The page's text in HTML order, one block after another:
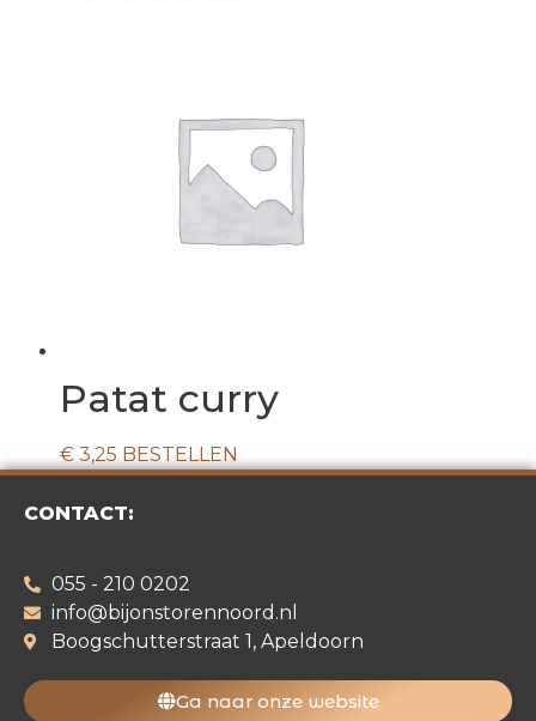
Patat curry
€ 3,25 BESTELLEN
CONTACT:
055 - 210 0202
info@bijonstorennoord.nl
Boogschutterstraat 1, Apeldoorn
Ga naar onze website